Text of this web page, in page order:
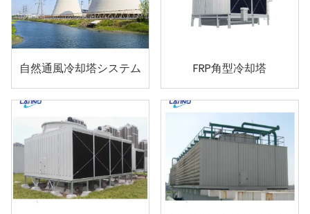
自然通風冷却塔システム FRP角型冷却塔